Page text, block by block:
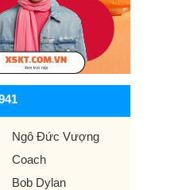
Ngô Đức Vượng
Coach
Bob Dylan